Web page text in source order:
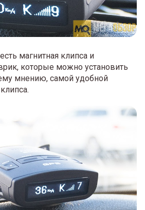
магнитная клипса и
которые можно установить
мнению, самой удобной